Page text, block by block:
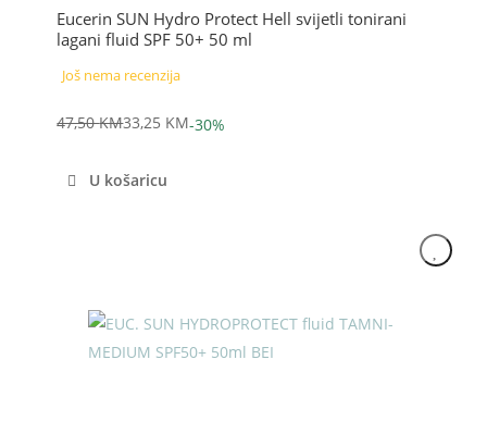
Eucerin SUN Hydro Protect Hell svijetli tonirani
lagani fluid SPF 50+ 50 ml
Još nema recenzija
47,50KM
Izvorna
bila
33,25 KM
Trenutna
je:
-30%
U košaricu